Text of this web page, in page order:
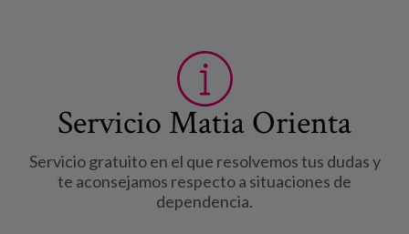
Servicio Matia Orienta
Servicio gratuito en el que resolvemos tus dudas y
te aconsejamos respecto a situaciones de
dependencia.